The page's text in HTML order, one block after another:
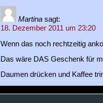
Martina sagt:
18. Dezember 2011 um 23:20
Wenn das noch rechtzeitig
Das wäre DAS Geschenk für
Daumen drücken und Kaffee